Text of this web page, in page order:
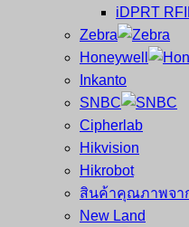
iDPRT
Zebra
Honeywell
Inkanto
SNBC
Cipherlab
Hikvision
Hikrobot
สินค้าคุณภาพจา
New Land